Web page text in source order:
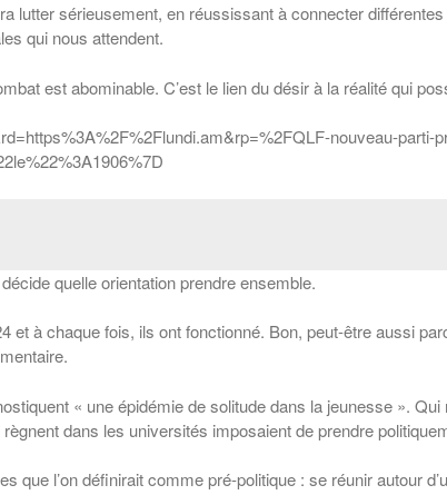
lutter sérieusement, en réussissant à connecter
qui nous attendent.
est abominable. C’est le lien du désir à la réalité qui
nouveau-parti-
quelle orientation prendre ensemble.
à chaque fois, ils ont fonctionné. Bon, peut-être aussi
« une épidémie de solitude dans la jeunesse ».
dans les universités imposaient de prendre
que l’on définirait comme pré-politique : se réunir autour